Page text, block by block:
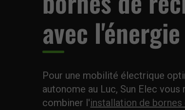
avec
Pour une mobilité électrique
autonome au Luc, Sun Elec vous
combiner l'installation de bornes